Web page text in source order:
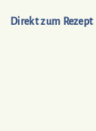
Direkt zum Rezept